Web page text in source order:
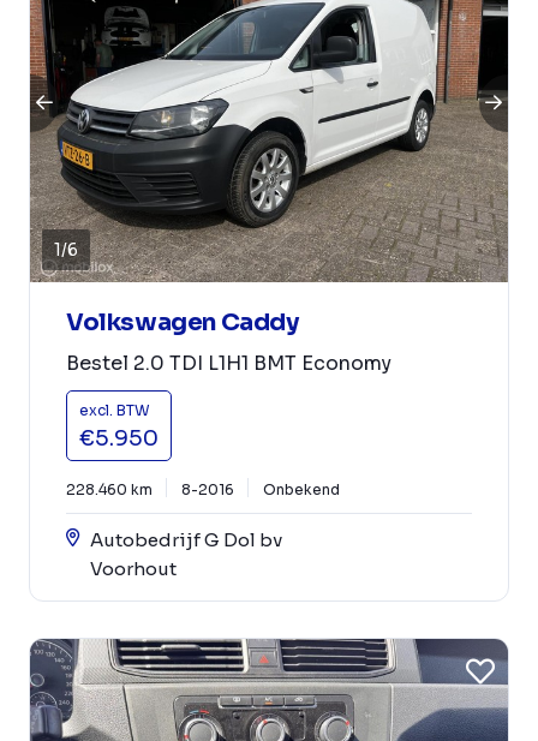
1/6
Volkswagen Caddy
Bestel 2.0 TDI L1H1 BMT Economy
excl. BTW
€5.950
228.460 km 8-2016 Onbekend
Autobedrijf G Dol bv
Voorhout